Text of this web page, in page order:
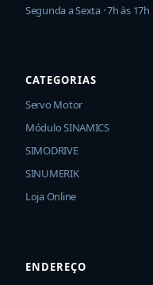
Segunda a Sexta · 7h às 17h
CATEGORIAS
Servo Motor
Módulo SINAMICS
SIMODRIVE
SINUMERIK
Loja Online
ENDEREÇO